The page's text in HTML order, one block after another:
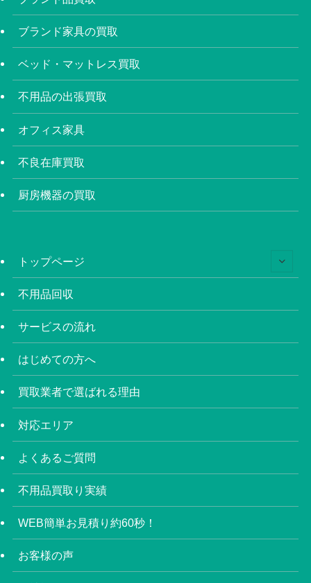
ブランド家具の買取
ベッド・マットレス買取
不用品の出張買取
オフィス家具
不良在庫買取
厨房機器の買取
トップページ
不用品回収
サービスの流れ
はじめての方へ
買取業者で選ばれる理由
対応エリア
よくあるご質問
不用品買取り実績
WEB簡単お見積り約60秒！
お客様の声